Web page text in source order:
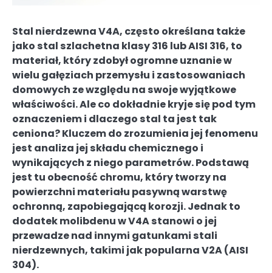
Stal nierdzewna V4A, często określana także
jako stal szlachetna klasy 316 lub AISI 316, to
materiał, który zdobył ogromne uznanie w
wielu gałęziach przemysłu i zastosowaniach
domowych ze względu na swoje wyjątkowe
właściwości. Ale co dokładnie kryje się pod tym
oznaczeniem i dlaczego stal ta jest tak
ceniona? Kluczem do zrozumienia jej fenomenu
jest analiza jej składu chemicznego i
wynikających z niego parametrów. Podstawą
jest tu obecność chromu, który tworzy na
powierzchni materiału pasywną warstwę
ochronną, zapobiegającą korozji. Jednak to
dodatek molibdenu w V4A stanowi o jej
przewadze nad innymi gatunkami stali
nierdzewnych, takimi jak popularna V2A (AISI
304).